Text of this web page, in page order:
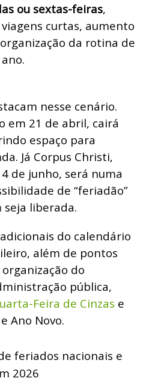
ou sextas-feiras,
curtas, aumento
da rotina de
nesse cenário.
em 21 de abril, cairá
espaço para
Já Corpus Christi,
de junho, será numa
de “feriadão”
seja liberada.
do calendário
além de pontos
do
pública,
Feira de Cinzas e
Ano Novo.
feriados nacionais e
2026